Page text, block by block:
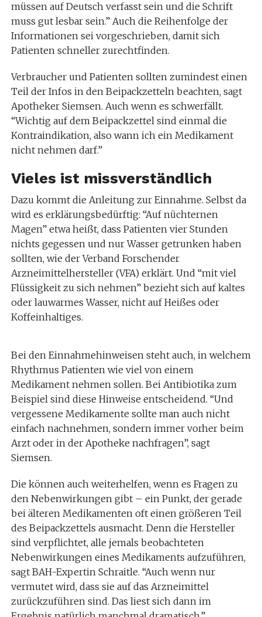
müssen auf Deutsch verfasst sein und die Schrift
muss gut lesbar sein.” Auch die Reihenfolge der
Informationen sei vorgeschrieben, damit sich
Patienten schneller zurechtfinden.
Verbraucher und Patienten sollten zumindest einen
Teil der Infos in den Beipackzetteln beachten, sagt
Apotheker Siemsen. Auch wenn es schwerfällt.
“Wichtig auf dem Beipackzettel sind einmal die
Kontraindikation, also wann ich ein Medikament
nicht nehmen darf.”
Vieles ist missverständlich
Dazu kommt die Anleitung zur Einnahme. Selbst da
wird es erklärungsbedürftig: “Auf nüchternen
Magen” etwa heißt, dass Patienten vier Stunden
nichts gegessen und nur Wasser getrunken haben
sollten, wie der Verband Forschender
Arzneimittelhersteller (VFA) erklärt. Und “mit viel
Flüssigkeit zu sich nehmen” bezieht sich auf kaltes
oder lauwarmes Wasser, nicht auf Heißes oder
Koffeinhaltiges.
Bei den Einnahmehinweisen steht auch, in welchem
Rhythmus Patienten wie viel von einem
Medikament nehmen sollen. Bei Antibiotika zum
Beispiel sind diese Hinweise entscheidend. “Und
vergessene Medikamente sollte man auch nicht
einfach nachnehmen, sondern immer vorher beim
Arzt oder in der Apotheke nachfragen”, sagt
Siemsen.
Die können auch weiterhelfen, wenn es Fragen zu
den Nebenwirkungen gibt – ein Punkt, der gerade
bei älteren Medikamenten oft einen größeren Teil
des Beipackzettels ausmacht. Denn die Hersteller
sind verpflichtet, alle jemals beobachteten
Nebenwirkungen eines Medikaments aufzuführen,
sagt BAH-Expertin Schraitle. “Auch wenn nur
vermutet wird, dass sie auf das Arzneimittel
zurückzuführen sind. Das liest sich dann im